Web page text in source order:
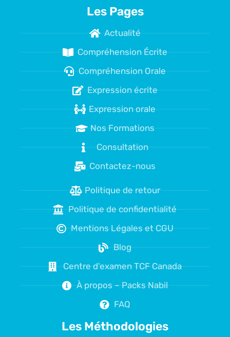
Les Pages
Actualité
Compréhension Écrite
Compréhension Orale
Expression écrite
Expression orale
Nos Formations
Consultation
Contactez-nous
Politique de retour
Politique de confidentialité
Mentions Légales et CGU
Blog
Centre d'examen TCF Canada
À propos – Packs Nabil
FAQ
Les Méthodologies